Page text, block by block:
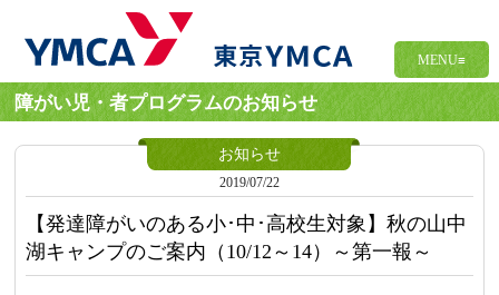
MENU≡
障がい児・者プログラムのお知らせ
お知らせ
2019/07/22
【発達障がいのある小･中･高校生対象】秋の山中
湖キャンプのご案内（10/12～14）～第一報～